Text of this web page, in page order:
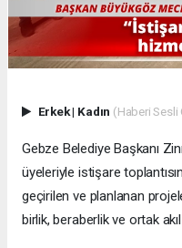
Erkek| Kadın (Haberi Sesli
Gebze Belediye Başkanı
üyeleriyle istişare
geçirilen ve planlanan
birlik, beraberlik ve ortak akıl